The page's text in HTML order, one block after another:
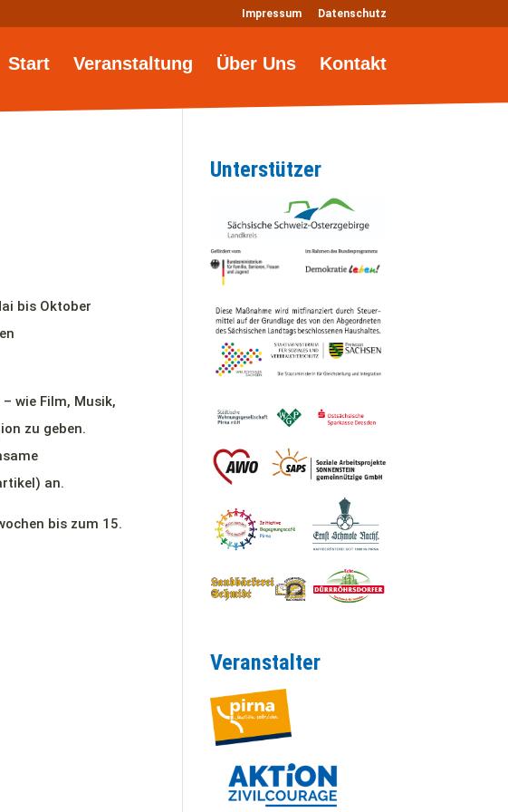
Impressum Datenschutz
Start Veranstaltung Über Uns Kontakt
bis Oktober
wie Film, Musik,
zu geben.
an.
bis zum 15.
Unterstützer
Veranstalter